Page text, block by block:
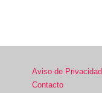
Aviso de Privacidad
Contacto